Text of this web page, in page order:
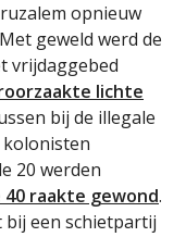
opnieuw
geweld werd de
vrijdaggebed
lichte
bij de illegale
20 werden
40 raakte gewond.
bij een schietpartij